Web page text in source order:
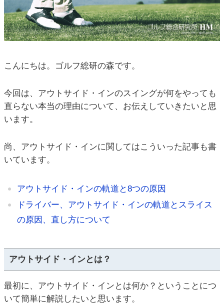
こんにちは。ゴルフ総研の森です。
今回は、アウトサイド・インのスイングが何をやっても
直らない本当の理由について、お伝えしていきたいと思
います。
尚、アウトサイド・インに関してはこういった記事も書
いています。
アウトサイド・インの軌道と8つの原因
ドライバー、アウトサイド・インの軌道とスライス
の原因、直し方について
アウトサイド・インとは？
最初に、アウトサイド・インとは何か？ということにつ
いて簡単に解説したいと思います。